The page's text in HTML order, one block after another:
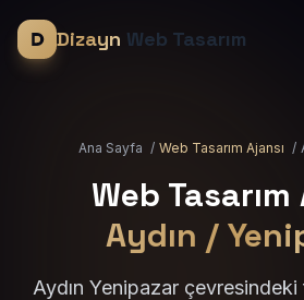
Dizayn Web Tasarım
Ana Sayfa / Web Tasarım Ajansı /
Web Tasarım
Aydın /
Aydın Yenipazar